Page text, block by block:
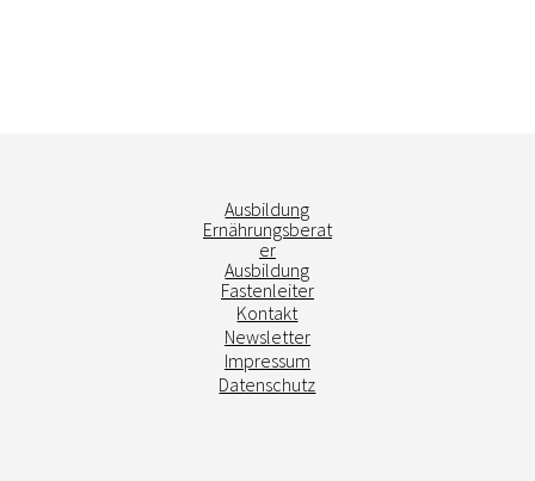
Ausbildung
Ernährungsberat
er
Ausbildung
Fastenleiter
Kontakt
Newsletter
Impressum
Datenschutz